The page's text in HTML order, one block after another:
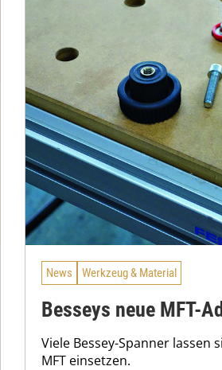
News Werkzeug & Material
Besseys neue MFT-
Viele Bessey-Spanner lassen
MFT einsetzen.